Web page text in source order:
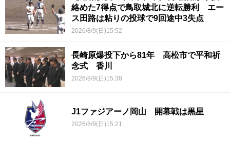
絡めた7得点で鳥取城北に逆転勝利 エー
ス田路は粘りの投球で9回途中3失点
2026/8/9(日)15:52
長崎原爆投下から81年 高松市で平和祈
念式 香川
2026/8/9(日)15:38
J1ファジアーノ岡山 開幕戦は黒星
2026/8/9(日)15:21